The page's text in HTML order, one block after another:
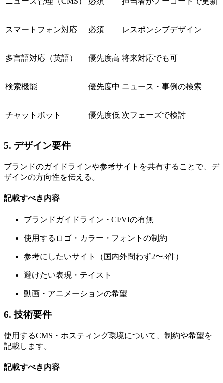
スマートフォン対応 必須 レスポンシブデザイン
多言語対応（英語） 優先度高 将来対応でも可
検索機能 優先度中 ニュース・事例の検索
チャットボット 優先度低 次フェーズで検討
5. デザイン要件
ブランドのガイドラインや参考サイトを共有することで、デ
ザインの方向性を伝える。
記載すべき内容
ブランドガイドライン・CI/VIの有無
使用するロゴ・カラー・フォントの制約
参考にしたいサイト（国内外問わず2〜3件）
避けたい表現・テイスト
動画・アニメーションの希望
6. 技術要件
使用するCMS・ホスティング環境について、制約や希望を
記載します。
記載すべき内容